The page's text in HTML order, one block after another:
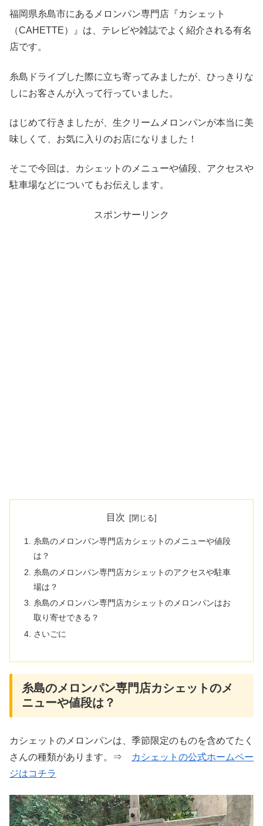
福岡県糸島市にあるメロンパン専門店『カシェット
（CAHETTE）』は、テレビや雑誌でよく紹介される有名
店です。
糸島ドライブした際に立ち寄ってみましたが、ひっきりな
しにお客さんが入って行っていました。
はじめて行きましたが、生クリームメロンパンが本当に美
味しくて、お気に入りのお店になりました！
そこで今回は、カシェットのメニューや値段、アクセスや
駐車場などについてもお伝えします。
スポンサーリンク
目次
糸島のメロンパン専門店カシェットのメニューや値段
は？
糸島のメロンパン専門店カシェットのアクセスや駐車
場は？
糸島のメロンパン専門店カシェットのメロンパンはお
取り寄せできる？
さいごに
糸島のメロンパン専門店カシェットのメ
ニューや値段は？
カシェットのメロンパンは、季節限定のものを含めてたく
さんの種類があります。⇒
カシェットの公式ホームペー
ジはコチラ